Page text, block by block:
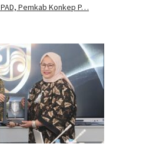
Pemkab Konkep P…